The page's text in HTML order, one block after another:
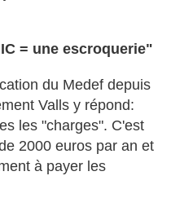
= une escroquerie"
du Medef depuis
Valls y répond:
les "charges". C'est
2000 euros par an et
à payer les